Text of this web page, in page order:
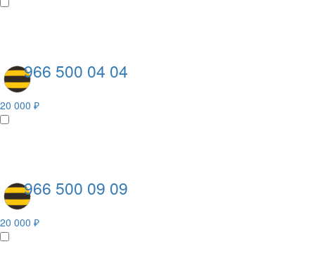
966 500 04 04
20 000 ₽
966 500 09 09
20 000 ₽